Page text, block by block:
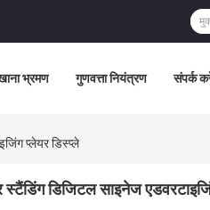
भ्रमण गुणवत्ता नियंत्रण संपर्क
प्लेयर डिस्प्ले
स्टैंडिंग डिजिटल साइनेज